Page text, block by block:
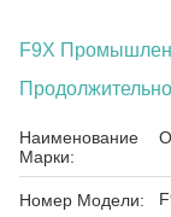
F9X
Наименование
Марки:
Номер Модели: